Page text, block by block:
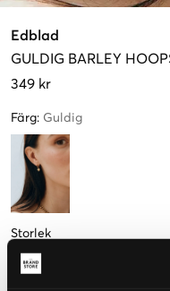
Edblad
GULDIG BARLEY
349 kr
Färg: Guldig
Storlek
One size